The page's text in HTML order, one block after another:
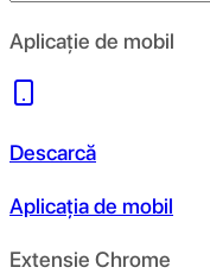
Aplicație de mobil
Descarcă
Aplicația de mobil
Extensie Chrome